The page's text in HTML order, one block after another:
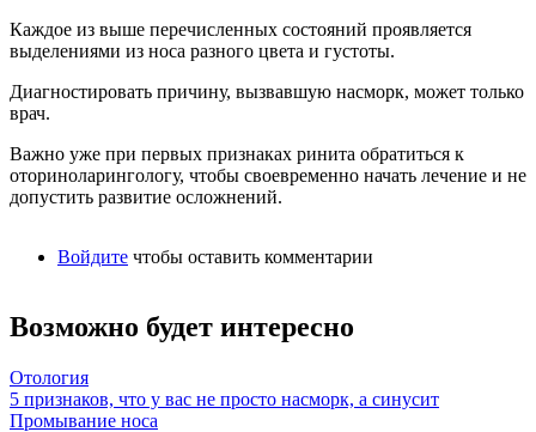
Каждое из выше перечисленных состояний проявляется
выделениями из носа разного цвета и густоты.
Диагностировать причину, вызвавшую насморк, может только
врач.
Важно уже при первых признаках ринита обратиться к
оториноларингологу, чтобы своевременно начать лечение и не
допустить развитие осложнений.
Войдите чтобы оставить комментарии
Возможно будет интересно
Отология
5 признаков, что у вас не просто насморк, а синусит
Промывание носа